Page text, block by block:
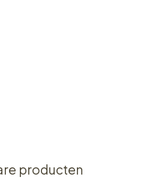
producten